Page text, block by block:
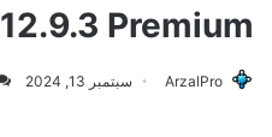
12.9.3 Premium
ArzalPro سبتمبر 13, 2024